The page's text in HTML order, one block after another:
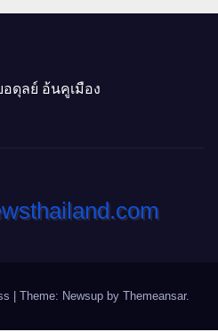
ดุลย์ อ้นคูเมือง
| Theme: Newsup by Themeansar.